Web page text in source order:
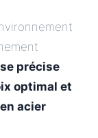
précise
optimal et
acier